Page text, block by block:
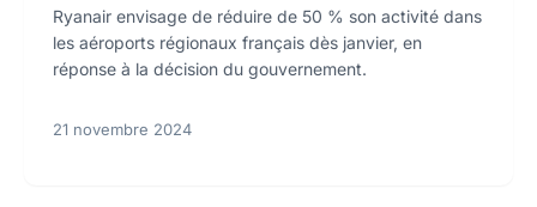
Ryanair envisage de réduire de 50 % son activité dans
les aéroports régionaux français dès janvier, en
réponse à la décision du gouvernement.
21 novembre 2024